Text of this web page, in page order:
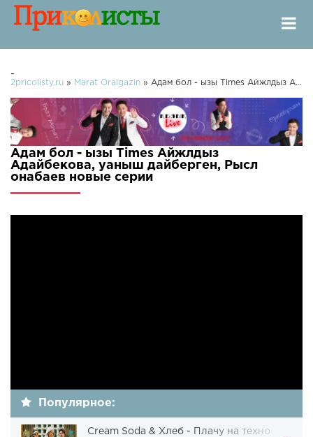
-
2pricolisty.ru » Marat Oralgazin » Адам бол - ызы Times Айжлдыз Адайбекова, уаныш дайберген, Рысл онабаев
Адам бол - ызы Times Айжлдыз
Адайбекова, уаныш дайберген, Рысл
онабаев новые серии
Популярное:
Cream Soda & Хлеб - Плачу на техно